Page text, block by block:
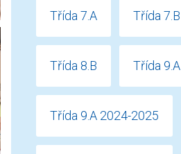
Třída 7.A Třída 7.B
Třída 8.B Třída 9.A
Třída 9.A 2024-2025